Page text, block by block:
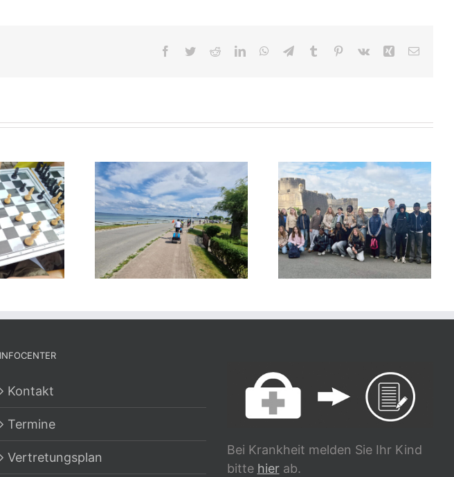
Facebook
TwitterRedditLinkedInWhatsApp
TelegramTumblr Pinterest
Vk Xing E-
INFOCENTER
Kontakt
Termine
Vertretungsplan
Bei Krankheit melden Sie Ihr Kind
bitte hierab.